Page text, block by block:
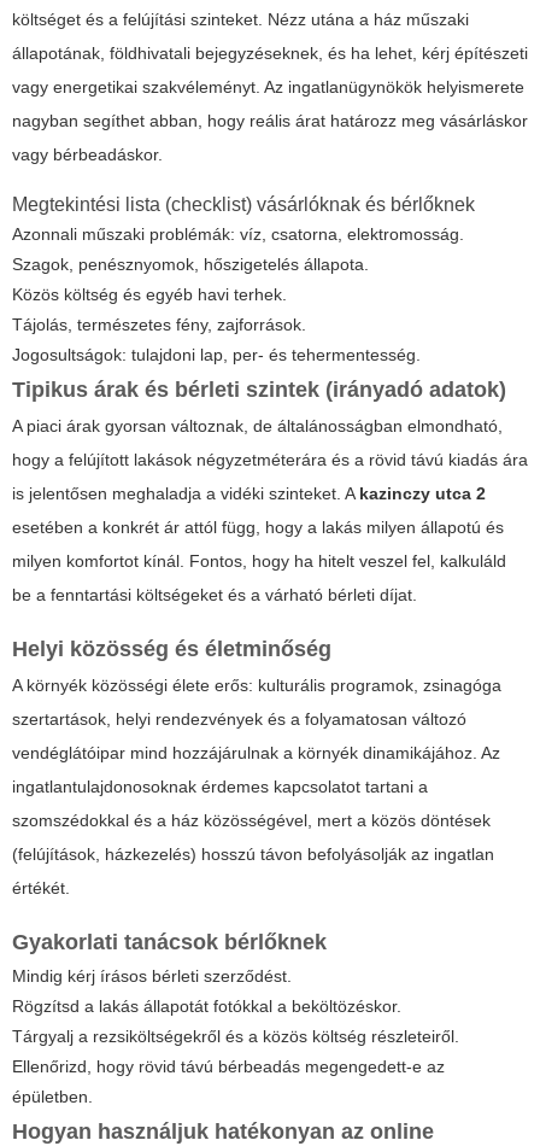
költséget és a felújítási szinteket. Nézz utána a ház műszaki
állapotának, földhivatali bejegyzéseknek, és ha lehet, kérj építészeti
vagy energetikai szakvéleményt. Az ingatlanügynökök helyismerete
nagyban segíthet abban, hogy reális árat határozz meg vásárláskor
vagy bérbeadáskor.
Megtekintési lista (checklist) vásárlóknak és bérlőknek
Azonnali műszaki problémák: víz, csatorna, elektromosság.
Szagok, penésznyomok, hőszigetelés állapota.
Közös költség és egyéb havi terhek.
Tájolás, természetes fény, zajforrások.
Jogosultságok: tulajdoni lap, per- és tehermentesség.
Tipikus árak és bérleti szintek (irányadó adatok)
A piaci árak gyorsan változnak, de általánosságban elmondható,
hogy a felújított lakások négyzetméterára és a rövid távú kiadás ára
is jelentősen meghaladja a vidéki szinteket. Akazinczy utca 2
esetében a konkrét ár attól függ, hogy a lakás milyen állapotú és
milyen komfortot kínál. Fontos, hogy ha hitelt veszel fel, kalkuláld
be a fenntartási költségeket és a várható bérleti díjat.
Helyi közösség és életminőség
A környék közösségi élete erős: kulturális programok, zsinagóga
szertartások, helyi rendezvények és a folyamatosan változó
vendéglátóipar mind hozzájárulnak a környék dinamikájához. Az
ingatlantulajdonosoknak érdemes kapcsolatot tartani a
szomszédokkal és a ház közösségével, mert a közös döntések
(felújítások, házkezelés) hosszú távon befolyásolják az ingatlan
értékét.
Gyakorlati tanácsok bérlőknek
Mindig kérj írásos bérleti szerződést.
Rögzítsd a lakás állapotát fotókkal a beköltözéskor.
Tárgyalj a rezsiköltségekről és a közös költség részleteiről.
Ellenőrizd, hogy rövid távú bérbeadás megengedett-e az
épületben.
Hogyan használjuk hatékonyan az online